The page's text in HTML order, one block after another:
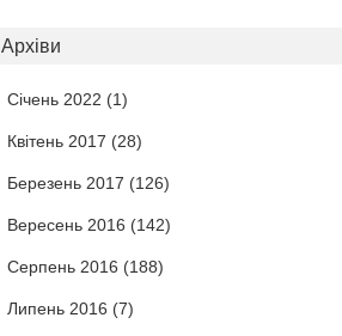
Архіви
Січень 2022 (1)
Квітень 2017 (28)
Березень 2017 (126)
Вересень 2016 (142)
Серпень 2016 (188)
Липень 2016 (7)